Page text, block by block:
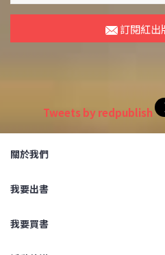
訂閱紅出
Tweets by redpublish
關於我們
我要出書
我要買書